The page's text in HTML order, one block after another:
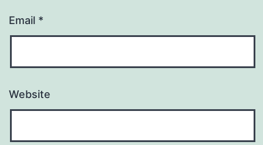
Email *
Website